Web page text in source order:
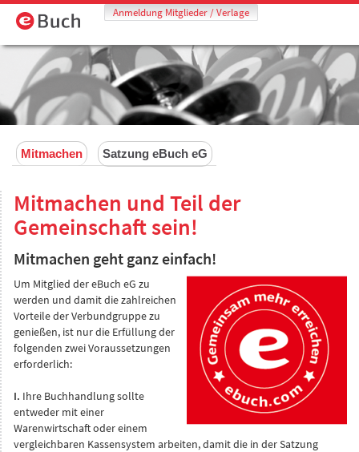
Anmeldung Mitglieder / Verlage
Mitmachen Satzung eBuch eG
Mitmachen und Teil der
Gemeinschaft sein!
Mitmachen geht ganz einfach!
Um Mitglied der eBuch eG zu
werden und damit die zahlreichen
Vorteile der Verbundgruppe zu
genießen, ist nur die Erfüllung der
folgenden zwei Voraussetzungen
erforderlich:
I. Ihre Buchhandlung sollte
entweder mit einer
Warenwirtschaft oder einem
vergleichbaren Kassensystem arbeiten, damit die in der Satzung